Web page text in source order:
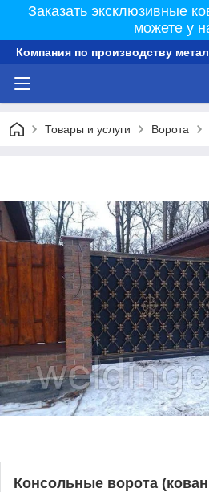
Заказать эксклюзивные
можете у
Компания по производству
Товары и услуги Ворота
Консольные ворота